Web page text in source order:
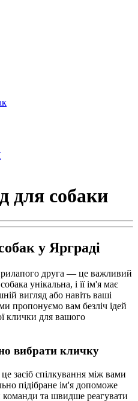
для собаки
у Ярграді
друга — це важливий
унікальна, і її ім'я має
вигляд або навіть ваші
пропонуємо вам безліч ідей
клички для вашого
вибрати кличку
засіб спілкування між вами
підібране ім'я допоможе
та швидше реагувати